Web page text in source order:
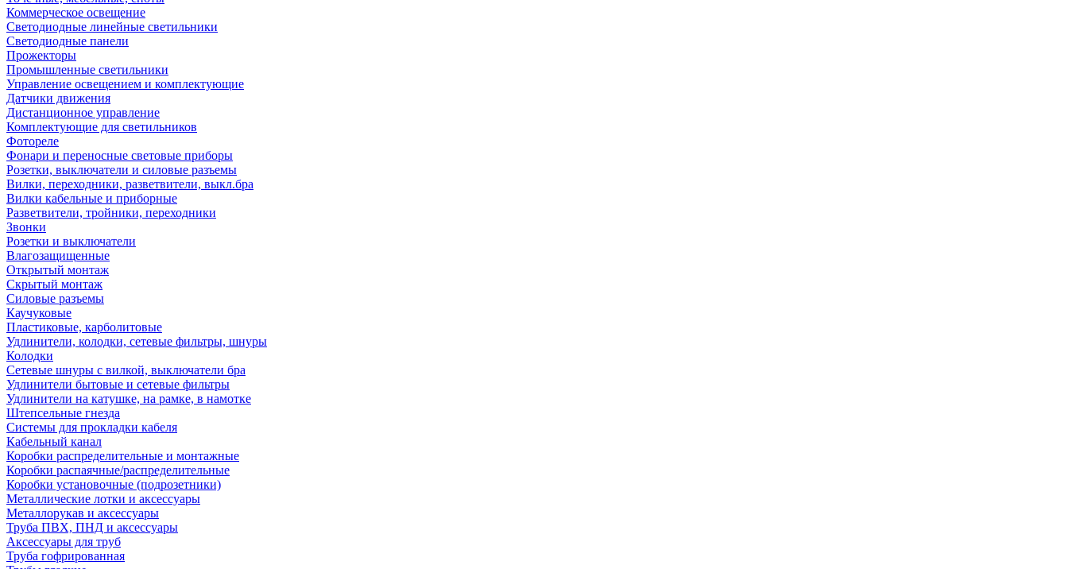
Коммерческое освещение
Светодиодные линейные светильники
Светодиодные панели
Прожекторы
Промышленные светильники
Управление освещением и комплектующие
Датчики движения
Дистанционное управление
Комплектующие для светильников
Фотореле
Фонари и переносные световые приборы
Розетки, выключатели и силовые разъемы
Вилки, переходники, разветвители, выкл.бра
Вилки кабельные и приборные
Разветвители, тройники, переходники
Звонки
Розетки и выключатели
Влагозащищенные
Открытый монтаж
Скрытый монтаж
Силовые разъемы
Каучуковые
Пластиковые, карболитовые
Удлинители, колодки, сетевые фильтры, шнуры
Колодки
Сетевые шнуры с вилкой, выключатели бра
Удлинители бытовые и сетевые фильтры
Удлинители на катушке, на рамке, в намотке
Штепсельные гнезда
Системы для прокладки кабеля
Кабельный канал
Коробки распределительные и монтажные
Коробки распаячные/распределительные
Коробки установочные (подрозетники)
Металлические лотки и аксессуары
Металлорукав и аксессуары
Труба ПВХ, ПНД и аксессуары
Аксессуары для труб
Труба гофрированная